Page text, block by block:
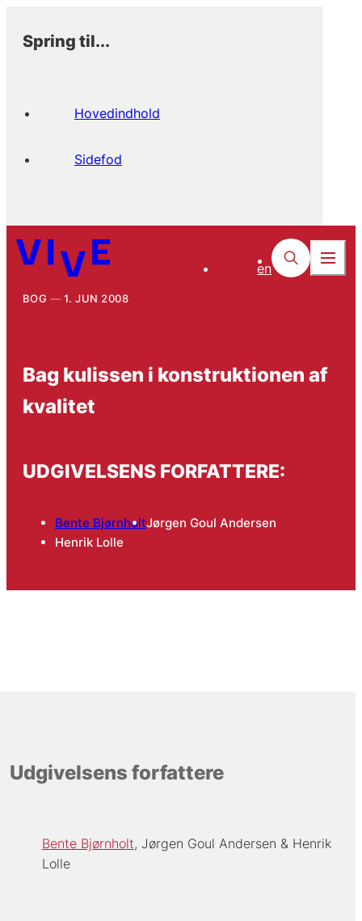
Spring til...
Hovedindhold
Sidefod
en
BOG 1. JUN 2008
Bag kulissen i konstruktionen af
kvalitet
UDGIVELSENS FORFATTERE:
Bente BjørnholtJørgen Goul Andersen
Henrik Lolle
Udgivelsens forfattere
Bente Bjørnholt Jørgen Goul Andersen
Henrik
Lolle